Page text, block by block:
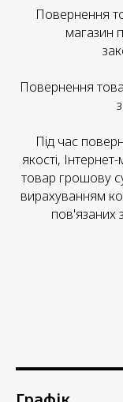
Повернення
магазин
Повернення
Під час
якості,
товар грошову
вирахуванням
пов'язаних